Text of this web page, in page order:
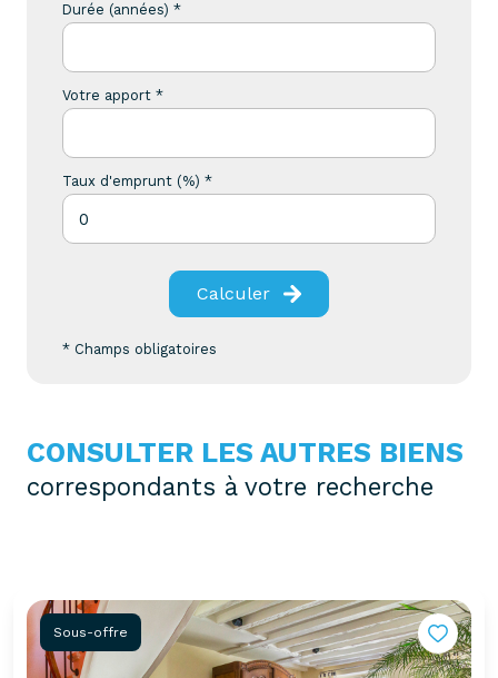
Durée (années) *
Votre apport *
Taux d'emprunt (%) *
Calculer
* Champs obligatoires
CONSULTER LES AUTRES BIENS
correspondants à votre recherche
Sous-offre